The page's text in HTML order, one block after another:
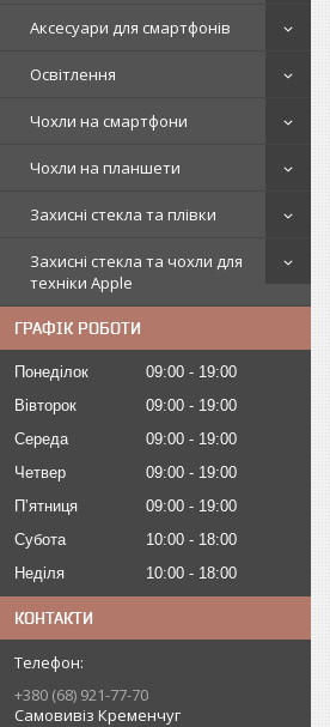
Аксесуари для смартфонів
Освітлення
Чохли на смартфони
Чохли на планшети
Захисні стекла та плівки
Захисні стекла та чохли для
техніки Apple
ГРАФІК РОБОТИ
Понеділок 09:00
19:00
Вівторок
09:00
19:00
Середа
09:00
19:00
Четвер
09:00
19:00
Пʼятниця
09:00
19:00
Субота
10:00
18:00
Неділя
10:00 18:00
КОНТАКТИ
+380 (68) 921-77-70
Самовивіз Кременчуг